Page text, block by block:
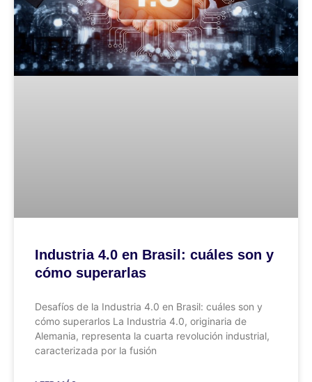
Industria 4.0 en Brasil: cuáles son y
cómo superarlas
Desafíos de la Industria 4.0 en Brasil: cuáles son y
cómo superarlos La Industria 4.0, originaria de
Alemania, representa la cuarta revolución industrial,
caracterizada por la fusión